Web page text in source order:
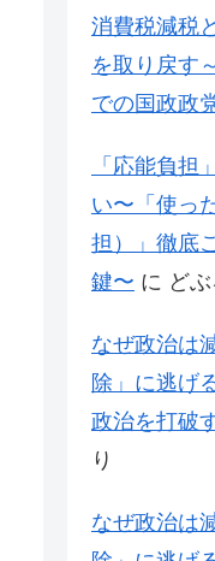
消費税減税
を取り戻す
での国政政
「応能負担
い〜「使っ
担）」徹底
鍵〜 に どぶ
なぜ政治は
除」に逃げ
政治を打破
り
なぜ政治は